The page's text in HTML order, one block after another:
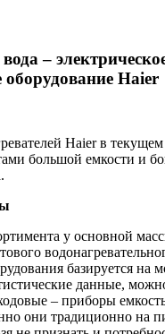
–
оборудование Haier
Haier в текущем
большой емкости и
у основной
базируется на
данные,
– приборы
они традиционно на